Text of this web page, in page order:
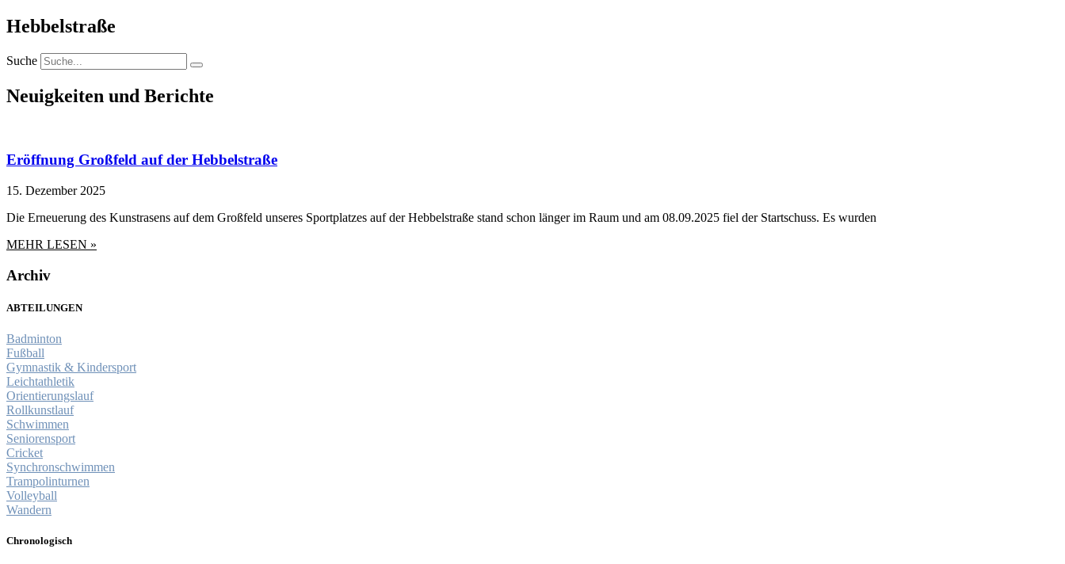
Hebbelstraße
Suche
Neuigkeiten und Berichte
Eröffnung Großfeld auf der Hebbelstraße
15. Dezember 2025
Die Erneuerung des Kunstrasens auf dem Großfeld unseres Sportplatzes auf der Hebbelstraße stand schon länger im Raum und am 08.09.2025 fiel der Startschuss. Es wurden
MEHR LESEN »
Archiv
ABTEILUNGEN
Badminton
Fußball
Gymnastik & Kindersport
Leichtathletik
Orientierungslauf
Rollkunstlauf
Schwimmen
Seniorensport
Cricket
Synchronschwimmen
Trampolinturnen
Volleyball
Wandern
Chronologisch